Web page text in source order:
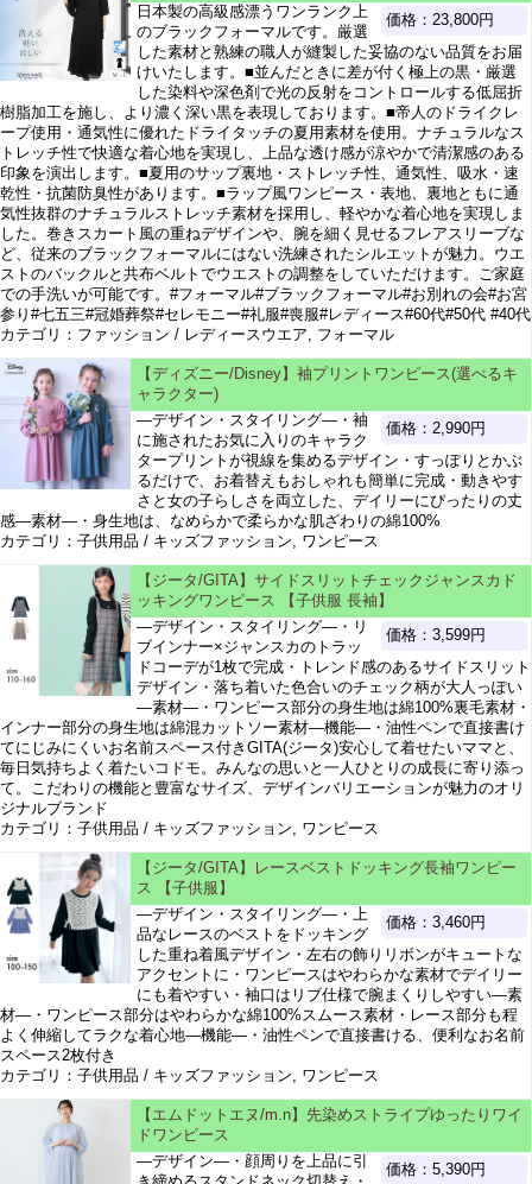
価格：23,800円
日本製の高級感漂うワンランク上
のブラックフォーマルです。厳選
した素材と熟練の職人が縫製した妥協のない品質をお届
けいたします。■並んだときに差が付く極上の黒・厳選
した染料や深色剤で光の反射をコントロールする低屈折
樹脂加工を施し、より濃く深い黒を表現しております。■帝人のドライクレ
ープ使用・通気性に優れたドライタッチの夏用素材を使用。ナチュラルなス
トレッチ性で快適な着心地を実現し、上品な透け感が涼やかで清潔感のある
印象を演出します。■夏用のサップ裏地・ストレッチ性、通気性、吸水・速
乾性・抗菌防臭性があります。■ラップ風ワンピース・表地、裏地ともに通
気性抜群のナチュラルストレッチ素材を採用し、軽やかな着心地を実現しま
した。巻きスカート風の重ねデザインや、腕を細く見せるフレアスリーブな
ど、従来のブラックフォーマルにはない洗練されたシルエットが魅力。ウエ
ストのバックルと共布ベルトでウエストの調整をしていただけます。ご家庭
での手洗いが可能です。#フォーマル#ブラックフォーマル#お別れの会#お宮
参り#七五三#冠婚葬祭#セレモニー#礼服#喪服#レディース#60代#50代 #40代
カテゴリ：ファッション / レディースウエア, フォーマル
【ディズニー/Disney】袖プリントワンピース(選べるキ
ャラクター)
価格：2,990円
―デザイン・スタイリング―・袖
に施されたお気に入りのキャラク
タープリントが視線を集めるデザイン・すっぽりとかぶ
るだけで、お着替えもおしゃれも簡単に完成・動きやす
さと女の子らしさを両立した、デイリーにぴったりの丈
感―素材―・身生地は、なめらかで柔らかな肌ざわりの綿100%
カテゴリ：子供用品 / キッズファッション, ワンピース
【ジータ/GITA】サイドスリットチェックジャンスカド
ッキングワンピース 【子供服 長袖】
価格：3,599円
―デザイン・スタイリング―・リ
ブインナー×ジャンスカのトラッ
ドコーデが1枚で完成・トレンド感のあるサイドスリット
デザイン・落ち着いた色合いのチェック柄が大人っぽい
―素材―・ワンピース部分の身生地は綿100%裏毛素材・
インナー部分の身生地は綿混カットソー素材―機能―・油性ペンで直接書け
てにじみにくいお名前スペース付きGITA(ジータ)安心して着せたいママと、
毎日気持ちよく着たいコドモ。みんなの思いと一人ひとりの成長に寄り添っ
て。こだわりの機能と豊富なサイズ、デザインバリエーションが魅力のオリ
ジナルブランド
カテゴリ：子供用品 / キッズファッション, ワンピース
【ジータ/GITA】レースベストドッキング長袖ワンピー
ス 【子供服】
価格：3,460円
―デザイン・スタイリング―・上
品なレースのベストをドッキング
した重ね着風デザイン・左右の飾りリボンがキュートな
アクセントに・ワンピースはやわらかな素材でデイリー
にも着やすい・袖口はリブ仕様で腕まくりしやすい―素
材―・ワンピース部分はやわらかな綿100%スムース素材・レース部分も程
よく伸縮してラクな着心地―機能―・油性ペンで直接書ける、便利なお名前
スペース2枚付き
カテゴリ：子供用品 / キッズファッション, ワンピース
【エムドットエヌ/m.n】先染めストライプゆったりワイ
ドワンピース
価格：5,390円
―デザイン―・顔周りを上品に引